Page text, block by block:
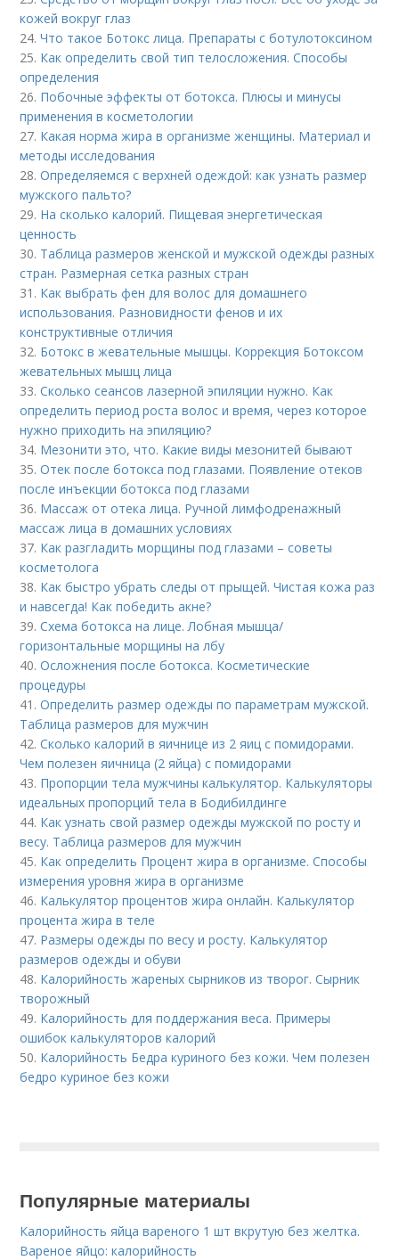
кожей вокруг глаз
24.Что такое Ботокс лица. Препараты с ботулотоксином
25. Как определить свой тип телосложения. Способы
определения
26. Побочные эффекты от ботокса. Плюсы и минусы
применения в косметологии
27. Какая норма жира в организме женщины. Материал и
методы исследования
28.Определяемся с верхней одеждой: как узнать размер
мужского пальто?
29. На сколько калорий. Пищевая энергетическая
ценность
30. Таблица размеров женской и мужской одежды разных
стран. Размерная сетка разных стран
31. Как выбрать фен для волос для домашнего
использования. Разновидности фенов и их
конструктивные отличия
32. Ботокс в жевательные мышцы. Коррекция Ботоксом
жевательных мышц лица
33.Сколько сеансов лазерной эпиляции нужно. Как
определить период роста волос и время, через которое
нужно приходить на эпиляцию?
34. Мезонити это, что. Какие виды мезонитей бывают
35.Отек после ботокса под глазами. Появление отеков
после инъекции ботокса под глазами
36. Массаж от отека лица. Ручной лимфодренажный
массаж лица в домашних условиях
37. Как разгладить морщины под глазами – советы
косметолога
38. Как быстро убрать следы от прыщей. Чистая кожа раз
и навсегда! Как победить акне?
39.Схема ботокса на лице. Лобная мышца/
горизонтальные морщины на лбу
40.Осложнения после ботокса. Косметические
процедуры
41.Определить размер одежды по параметрам мужской.
Таблица размеров для мужчин
42.Сколько калорий в яичнице из 2 яиц с помидорами.
Чем полезен яичница (2 яйца) с помидорами
43. Пропорции тела мужчины калькулятор. Калькуляторы
идеальных пропорций тела в Бодибилдинге
44. Как узнать свой размер одежды мужской по росту и
весу. Таблица размеров для мужчин
45. Как определить Процент жира в организме. Способы
измерения уровня жира в организме
46. Калькулятор процентов жира онлайн. Калькулятор
процента жира в теле
47. Размеры одежды по весу и росту. Калькулятор
размеров одежды и обуви
48. Калорийность жареных сырников из творог. Сырник
творожный
49. Калорийность для поддержания веса. Примеры
ошибок калькуляторов калорий
50. Калорийность Бедра куриного без кожи. Чем полезен
бедро куриное без кожи
Популярные материалы
Калорийность яйца вареного 1 шт вкрутую без желтка.
Вареное яйцо: калорийность